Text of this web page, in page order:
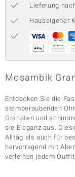
Lieferung
Hauseigener
Mosambik
Entdecken Sie die
atemberaubenden
Granaten und
sie Eleganz aus.
Alltag als auch für
hervorragend mit
verleihen jedem